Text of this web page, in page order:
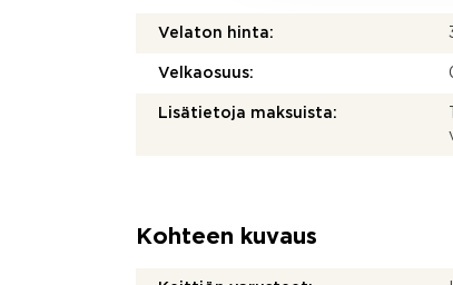
Velaton hinta:
Velkaosuus:
Lisätietoja maksuista:
Kohteen kuvaus